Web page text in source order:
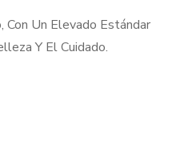
Un Elevado Estándar
Y El Cuidado.